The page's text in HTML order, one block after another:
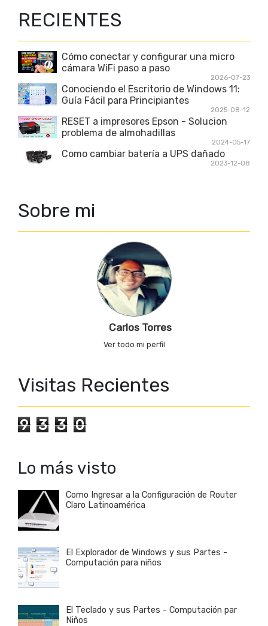
RECIENTES
Cómo conectar y configurar una micro
cámara WiFi paso a paso
2026-07-23
Conociendo el Escritorio de Windows 11:
Guía Fácil para Principiantes
2025-08-12
RESET a impresores Epson - Solucion
problema de almohadillas
2024-05-17
Como cambiar batería a UPS dañado
2023-12-08
Sobre mi
Carlos Torres
Ver todo mi perfil
Visitas Recientes
9 3 3 0
Lo más visto
Como Ingresar a la Configuración de Router
Claro Latinoamérica
El Explorador de Windows y sus Partes -
Computación para niños
El Teclado y sus Partes - Computación par
Niños